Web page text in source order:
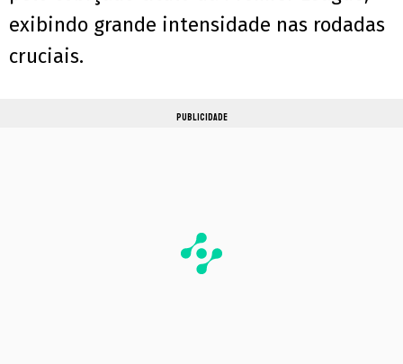
exibindo grande intensidade nas rodadas
cruciais.
PUBLICIDADE